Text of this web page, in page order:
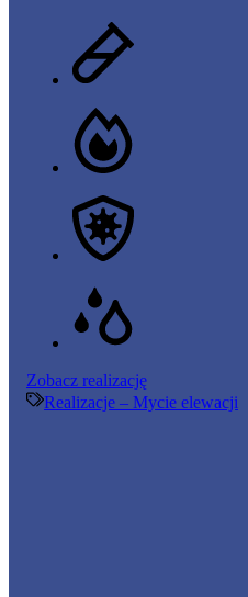
Zobacz realizacjęMycie
elewacji
Realizacje – Mycie elewacji